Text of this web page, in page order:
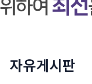
자유게시판